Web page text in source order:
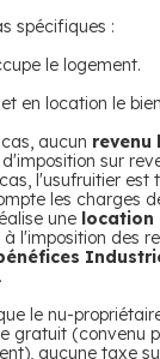
spécifiques :
le logement.
en location le
aucun
sur
l'usufruitier est
les charges
une location
l'imposition des
.
le nu-
gratuit (convenu
aucune taxe